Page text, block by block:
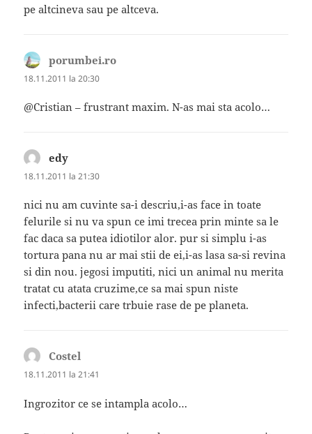
pe altcineva sau pe altceva.
porumbei.ro
18.11.2011 la 20:30
@Cristian – frustrant maxim. N-as mai sta acolo…
edy
18.11.2011 la 21:30
nici nu am cuvinte sa-i descriu,i-as face in toate
felurile si nu va spun ce imi trecea prin minte sa le
fac daca sa putea idiotilor alor. pur si simplu i-as
tortura pana nu ar mai stii de ei,i-as lasa sa-si revina
si din nou. jegosi imputiti, nici un animal nu merita
tratat cu atata cruzime,ce sa mai spun niste
infecti,bacterii care trbuie rase de pe planeta.
Costel
18.11.2011 la 21:41
Ingrozitor ce se intampla acolo…